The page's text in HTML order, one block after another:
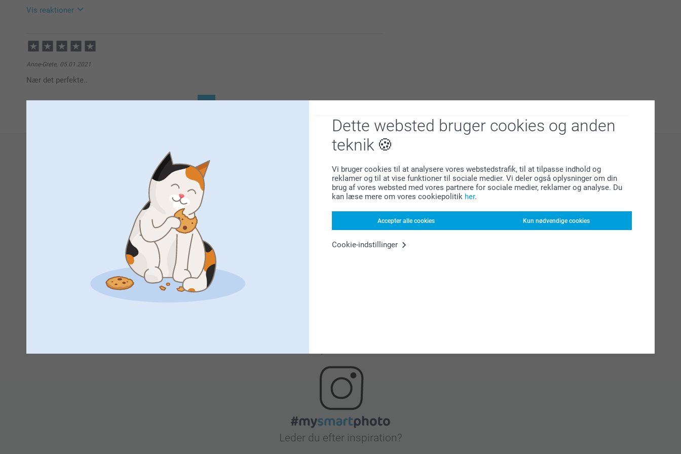
Dette websted bruger cookies og anden
teknik
Vi bruger cookies til at analysere vores webstedstrafik, til at tilpasse indhold og
reklamer og til at vise funktioner til sociale medier. Vi deler også oplysninger om din
brug af vores websted med vores partnere for sociale medier, reklamer og analyse. Du
kan læse mere om vores cookiepolitik her.
Accepter alle cookies Kun nødvendige cookies
Cookie-indstillinger
Zeinab @smartphoto
Vis reaktioner
09:01
Hej MS
Anne-Grete, 05.01.2021
Nær det perfekte..
smartphoto?
Leder du efter inspiration?